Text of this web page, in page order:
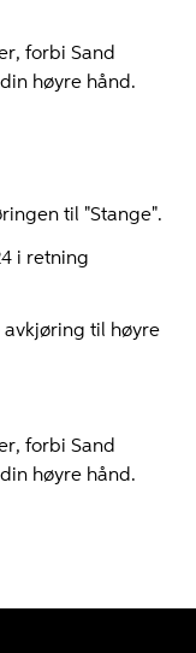
forbi Sand
høyre hånd.
til "Stange".
i retning
avkjøring til høyre
forbi Sand
høyre hånd.